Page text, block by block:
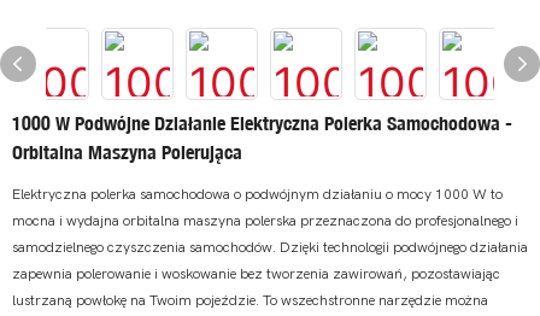
1000 W Podwójne Działanie Elektryczna Polerka Samochodowa -
Orbitalna Maszyna Polerująca
Elektryczna polerka samochodowa o podwójnym działaniu o mocy 1000 W to
mocna i wydajna orbitalna maszyna polerska przeznaczona do profesjonalnego i
samodzielnego czyszczenia samochodów. Dzięki technologii podwójnego działania
zapewnia polerowanie i woskowanie bez tworzenia zawirowań, pozostawiając
lustrzaną powłokę na Twoim pojeździe. To wszechstronne narzędzie można